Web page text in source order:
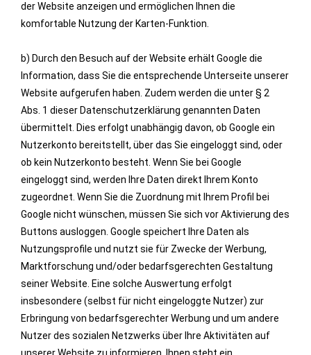
der Website anzeigen und ermöglichen Ihnen die
komfortable Nutzung der Karten-Funktion.
b) Durch den Besuch auf der Website erhält Google die
Information, dass Sie die entsprechende Unterseite unserer
Website aufgerufen haben. Zudem werden die unter § 2
Abs. 1 dieser Datenschutzerklärung genannten Daten
übermittelt. Dies erfolgt unabhängig davon, ob Google ein
Nutzerkonto bereitstellt, über das Sie eingeloggt sind, oder
ob kein Nutzerkonto besteht. Wenn Sie bei Google
eingeloggt sind, werden Ihre Daten direkt Ihrem Konto
zugeordnet. Wenn Sie die Zuordnung mit Ihrem Profil bei
Google nicht wünschen, müssen Sie sich vor Aktivierung des
Buttons ausloggen. Google speichert Ihre Daten als
Nutzungsprofile und nutzt sie für Zwecke der Werbung,
Marktforschung und/oder bedarfsgerechten Gestaltung
seiner Website. Eine solche Auswertung erfolgt
insbesondere (selbst für nicht eingeloggte Nutzer) zur
Erbringung von bedarfsgerechter Werbung und um andere
Nutzer des sozialen Netzwerks über Ihre Aktivitäten auf